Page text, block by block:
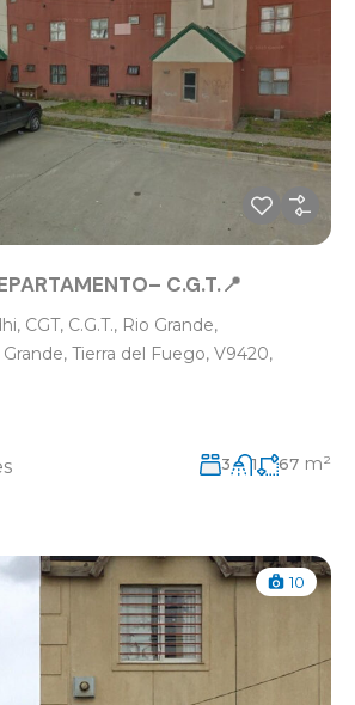
C.G.T.📍
CGT, C.G.T., Rio Grande,
Tierra del Fuego, V9420,
3 1 67 m²
10